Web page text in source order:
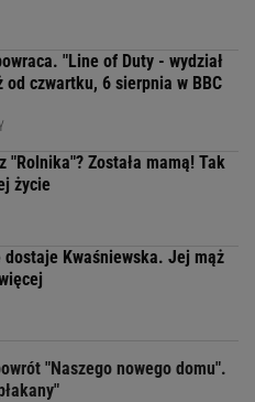
"Line of Duty - wydział
od czwartku, 6 sierpnia w BBC
"Rolnika"? Została mamą! Tak
życie
dostaje Kwaśniewska. Jej mąż
"Naszego nowego domu".